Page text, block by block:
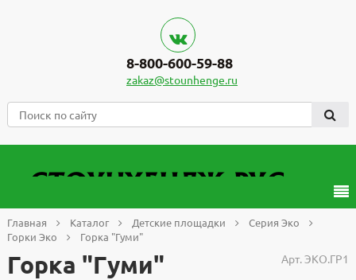
8-800-600-59-88
zakaz@stounhenge.ru
Главная Каталог Детские площадки
Серия Эко
Горки Эко
Горка "Гуми"
Арт.ЭКО.ГР1
Горка "Гуми"